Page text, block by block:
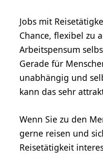
Jobs mit
Chance, flexibel zu
Arbeitspensum
Gerade für
unabhängig und
kann das sehr
Wenn Sie zu den
gerne reisen und
Reisetätigkeit